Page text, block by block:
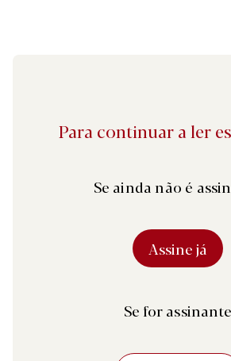
Para continuar a ler
Se ainda não é
Assine já
Se for assinante